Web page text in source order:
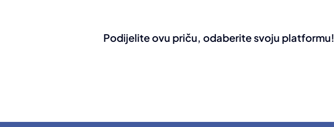
Podijelite ovu priču, odaberite svoju platformu!